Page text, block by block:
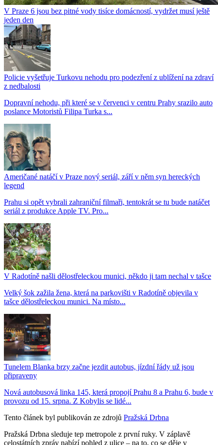
V Praze 6 jsou bez pitné vody tisíce domácností, vydržet musí ještě
jeden den
Policie vyšetřuje Turkovu nehodu pro podezření z ublížení na zdraví
z nedbalosti
Dopravní nehodu, při které se v červenci v centru Prahy srazilo auto
poslance Motoristů Filipa Turka s...
Američané natáčí v Praze nový seriál, září v něm syn hereckých
legend
Prahu si opět vybrali zahraniční filmaři, tentokrát se tu bude natáčet
seriál z produkce Apple TV. Pro...
V Radotíně našli dělostřeleckou munici, někdo ji tam nechal v tašce
Velký šok zažila žena, která na parkovišti v Radotíně objevila v
tašce dělostřeleckou munici. Na místo...
Tunelem Blanka brzy začne jezdit autobus, jízdní řády už jsou
připraveny
Nová autobusová linka 145, která propojí Prahu 8 a Prahu 6, bude v
provozu od 15. srpna. Z Kobylis se lidé...
Tento článek byl publikován ze zdrojů Pražská Drbna
Pražská Drbna sleduje tep metropole z první ruky. V záplavě
celostátních zpráv nabízí pohled z ulice – na to, co se děje v